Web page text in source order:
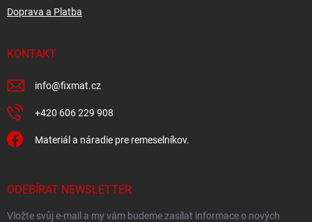
Doprava a Platba
KONTAKT
info@fixmat.cz
+420 606 229 908
Materiál a náradie pre remeselníkov.
ODEBÍRAT NEWSLETTER
Vložte svůj e-mail a my vám budeme zasílat informace o nových